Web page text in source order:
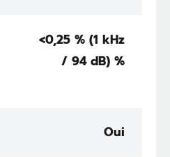
<0,25 % (1 kHz
/ 94 dB) %
Oui